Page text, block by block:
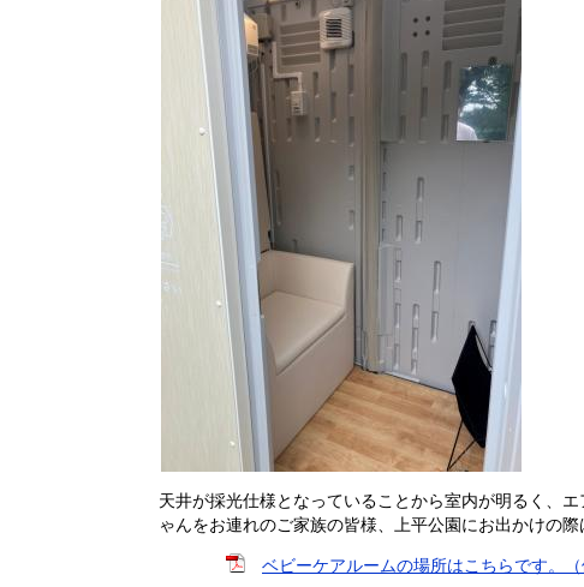
天井が採光仕様となっていることから室内が明るく、
ゃんをお連れのご家族の皆様、上平公園にお出かけの際
ベビーケアルームの場所はこちらです。